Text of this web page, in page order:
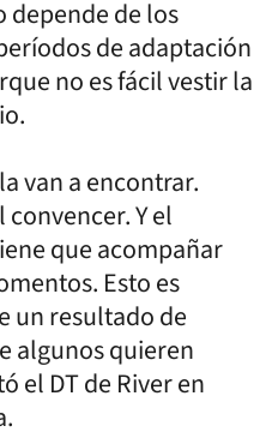
depende de los
de adaptación
no es fácil vestir la
van a encontrar.
Y el
que acompañar
Esto es
un resultado de
algunos quieren
el DT de River en